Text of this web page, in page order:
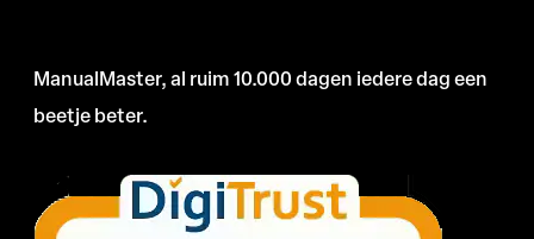
ManualMaster, al ruim 10.000 dagen iedere dag een
beetje beter.